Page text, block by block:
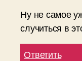
Ну не самое
случиться в
Ответить